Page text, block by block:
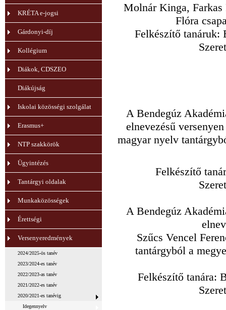
KRÉTA e-jogsi
Gárdonyi-díj
Kollégium
Diákok, CDSZEO
Diákújság
Iskolai közösségi szolgálat
Erasmus+
NTP szakkörök
Ügyintézés
Tantárgyi oldalak
Munkaközösségek
Érettségi
Versenyeredmények
2024/2025-ös tanév
2023/2024-es tanév
2022/2023-as tanév
2021/2022-es tanév
2020/2021-es tanévig
Idegennyelv
Molnár Kinga, Farkas
Flóra
Felkészítő tanáruk:
A Bendegúz
elnevezésű
magyar nyelv
Felkészítő
A Bendegúz
Szűcs Vencel
tantárgyból a
Felkészítő tanára: